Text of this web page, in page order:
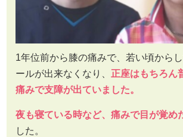
1年位前から膝の痛みで、若い頃から
ールが出来なくなり、 正座はもちろん
痛みで支障が出ていました。
夜も寝ている時など、痛みで目が覚め
した。